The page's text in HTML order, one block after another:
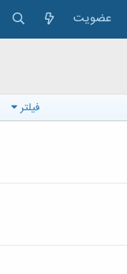
عضویت
فیلتر